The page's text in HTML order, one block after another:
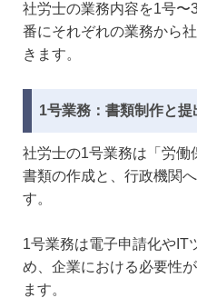
社労士の業務内容を1号〜
番にそれぞれの業務から
きます。
1号業務：書類制作と
社労士の1号業務は「労働
書類の作成と、行政機関
す。
1号業務は電子申請化やIT
め、企業における必要性
ます。